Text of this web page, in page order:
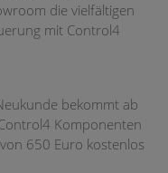
die vielfältigen
mit Control4
bekommt ab
Komponenten
650 Euro kostenlos